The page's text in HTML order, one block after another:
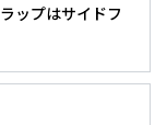
ップはサイドフ